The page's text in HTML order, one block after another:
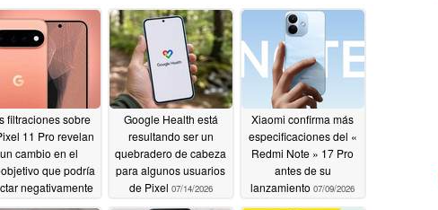
filtraciones sobre
11 Pro revelan
un cambio en el
que podría
negativamente
Google Health está
resultando ser un
quebradero de cabeza
para algunos usuarios
de Pixel 07/14/2026
Xiaomi confirma más
especificaciones del «
Redmi Note » 17 Pro
antes de su
lanzamiento 07/09/2026